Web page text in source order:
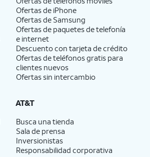
Ofertas de iPhone
Ofertas de Samsung
Ofertas de paquetes de telefonía
e internet
Descuento con tarjeta de crédito
Ofertas de teléfonos gratis para
clientes nuevos
Ofertas sin intercambio
AT&T
Busca una tienda
Sala de prensa
Inversionistas
Responsabilidad corporativa